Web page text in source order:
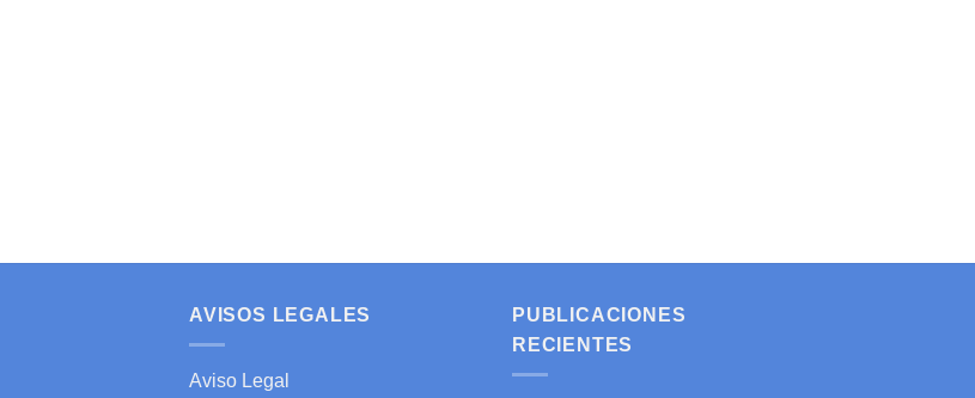
AVISOS LEGALES
Aviso Legal
PUBLICACIONES
RECIENTES